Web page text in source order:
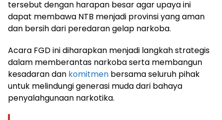
tersebut dengan harapan besar agar upaya ini
dapat membawa NTB menjadi provinsi yang aman
dan bersih dari peredaran gelap narkoba.
Acara FGD ini diharapkan menjadi langkah strategis
dalam memberantas narkoba serta membangun
kesadaran dan komitmen bersama seluruh pihak
untuk melindungi generasi muda dari bahaya
penyalahgunaan narkotika.